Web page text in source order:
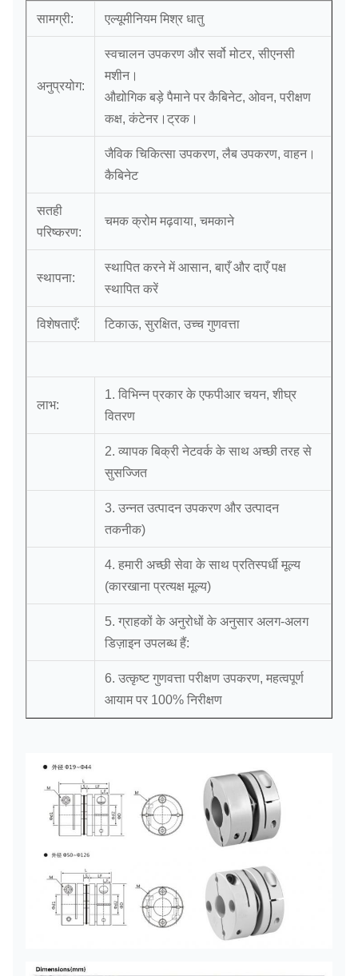
सामग्री: एल्यूमीनियम मिश्र धातु
अनुप्रयोग:
स्वचालन उपकरण और सर्वो मोटर, सीएनसी
मशीन।
औद्योगिक बड़े पैमाने पर कैबिनेट, ओवन, परीक्षण
कक्ष, कंटेनर।ट्रक।
जैविक चिकित्सा उपकरण, लैब उपकरण, वाहन।
कैबिनेट
सतही
परिष्करण:
चमक क्रोम मढ़वाया, चमकाने
स्थापना:
स्थापित करने में आसान, बाएँ और दाएँ पक्ष
स्थापित करें
विशेषताएँ: टिकाऊ, सुरक्षित, उच्च गुणवत्ता
लाभ:
1. विभिन्न प्रकार के एफपीआर चयन, शीघ्र
वितरण
2. व्यापक बिक्री नेटवर्क के साथ अच्छी तरह से
सुसज्जित
3. उन्नत उत्पादन उपकरण और उत्पादन
तकनीक)
4. हमारी अच्छी सेवा के साथ प्रतिस्पर्धी मूल्य
(कारखाना प्रत्यक्ष मूल्य)
5. ग्राहकों के अनुरोधों के अनुसार अलग-अलग
डिज़ाइन उपलब्ध हैं:
6. उत्कृष्ट गुणवत्ता परीक्षण उपकरण, महत्वपूर्ण
आयाम पर 100% निरीक्षण